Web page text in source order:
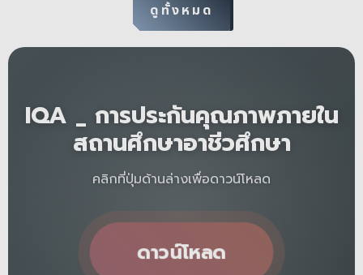
ดูทั้งหมด
IQA _ การประกันคุณภาพภายใน
สถานศึกษาอาชีวศึกษา
คลิกที่ปุ่มด้านล่างเพื่อดาวน์โหลด
ดาวน์โหลด